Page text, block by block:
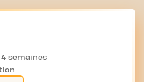
semaines